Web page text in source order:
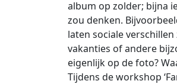
album op zolder; bijna
zou denken.
laten sociale
vakanties of andere
eigenlijk op de foto?
Tijdens de workshop